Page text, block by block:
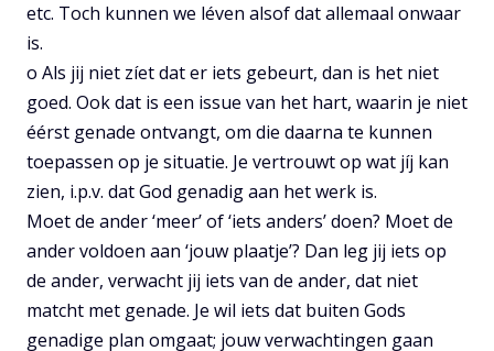
etc. Toch kunnen we léven alsof dat allemaal onwaar
is.
o Als jij niet zíet dat er iets gebeurt, dan is het niet
goed. Ook dat is een issue van het hart, waarin je niet
éérst genade ontvangt, om die daarna te kunnen
toepassen op je situatie. Je vertrouwt op wat jíj kan
zien, i.p.v. dat God genadig aan het werk is.
Moet de ander ‘meer’ of ‘iets anders’ doen? Moet de
ander voldoen aan ‘jouw plaatje’? Dan leg jij iets op
de ander, verwacht jij iets van de ander, dat niet
matcht met genade. Je wil iets dat buiten Gods
genadige plan omgaat; jouw verwachtingen gaan